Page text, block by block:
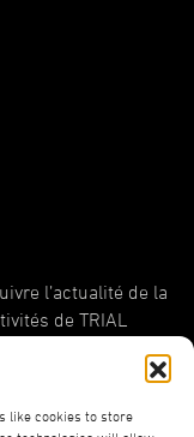
like cookies to store
l’actualité de la
de TRIAL